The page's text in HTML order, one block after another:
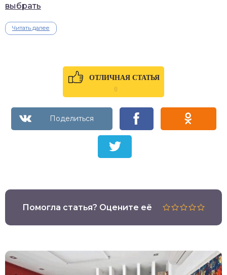
выбрать
Читать далее
ОТЛИЧНАЯ СТАТЬЯ
0
Помогла статья? Оцените её